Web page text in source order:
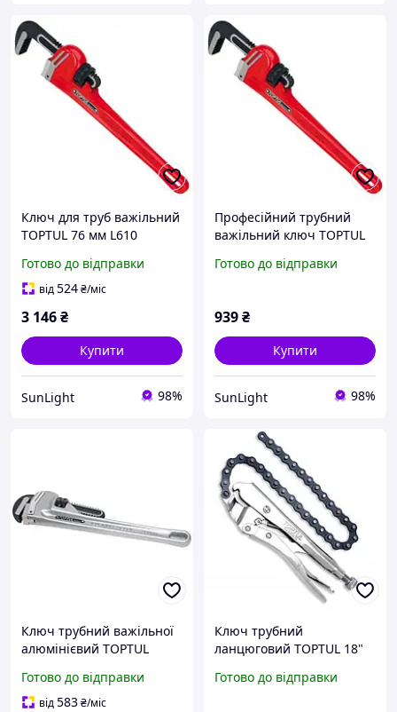
Ключ для труб важільний
TOPTUL 76 мм L610
Готово до відправки
від524₴/міс
3 146₴
Купити
SunLight 98%
Професійний трубний
важільний ключ TOPTUL
санлайт
Готово до відправки
939₴
Купити
SunLight 98%
Ключ трубний важільної
алюмінієвий TOPTUL
санлайт
Готово до відправки
від583₴/міс
Ключ трубний
ланцюговий TOPTUL 18"
Готово до відправки